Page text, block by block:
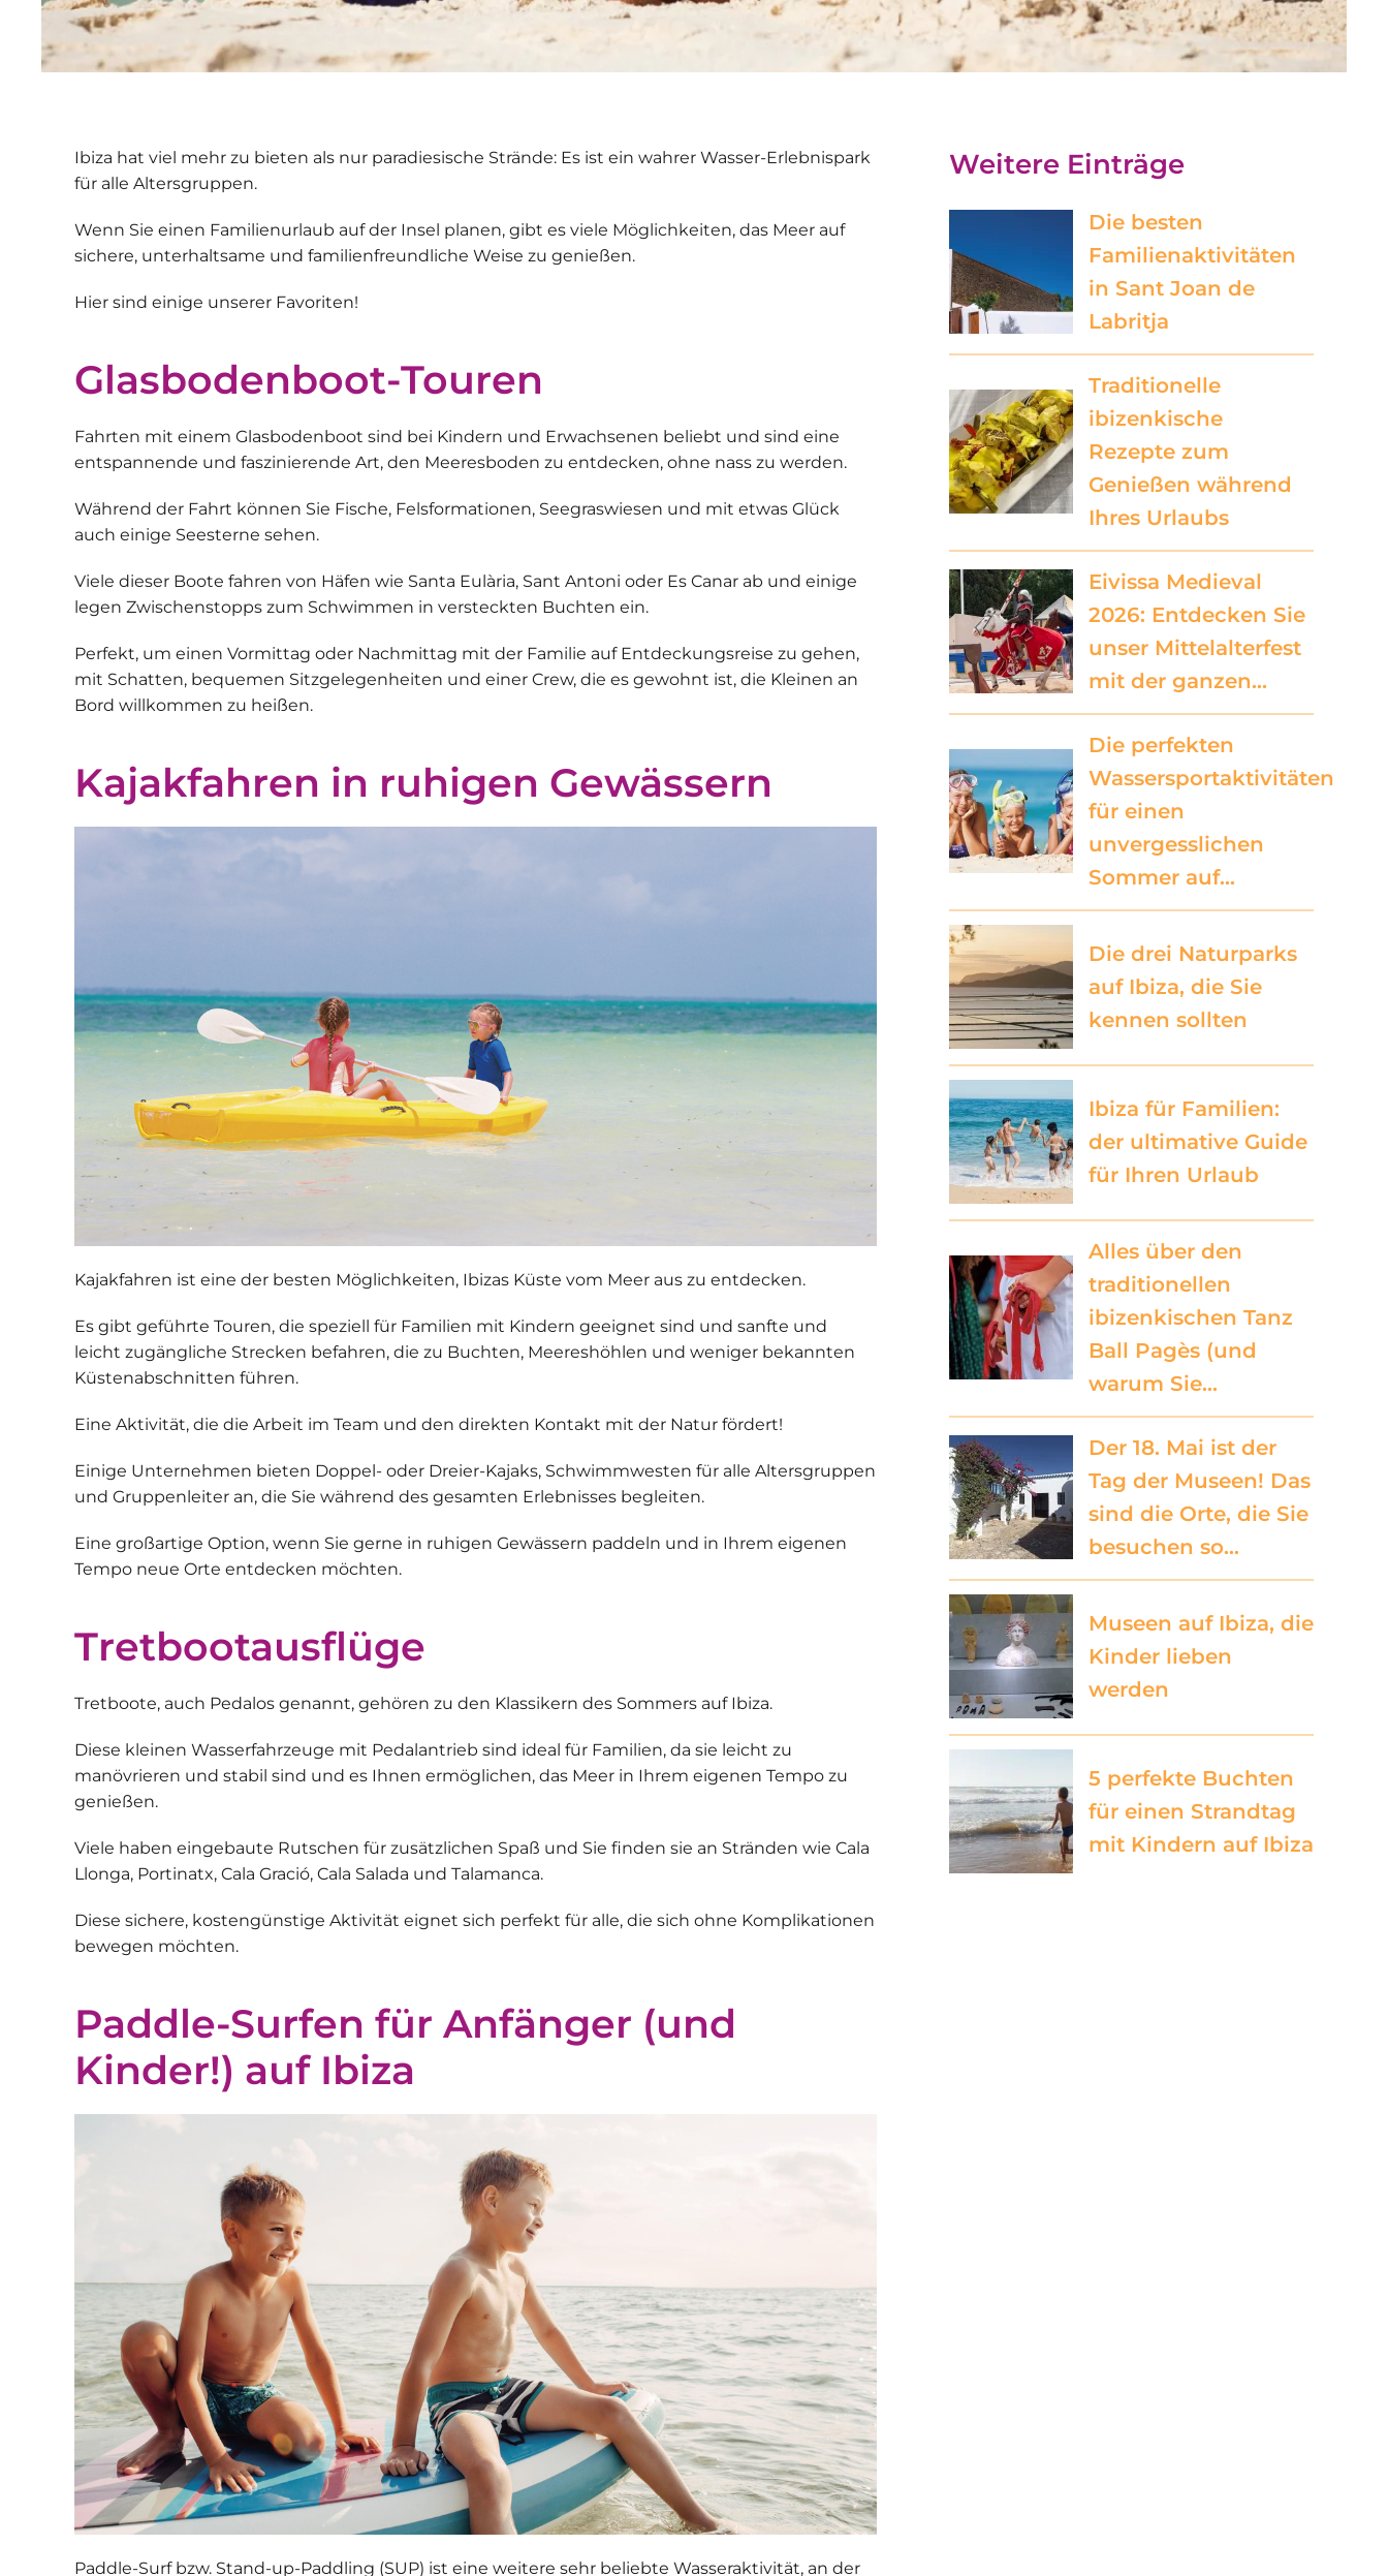
Ibiza hat viel mehr zu bieten als nur paradiesische Strände: Es ist ein wahrer Wasser-Erlebnispark
für alle Altersgruppen.
Wenn Sie einen Familienurlaub auf der Insel planen, gibt es viele Möglichkeiten, das Meer auf
sichere, unterhaltsame und familienfreundliche Weise zu genießen.
Hier sind einige unserer Favoriten!
Glasbodenboot-Touren
Fahrten mit einem Glasbodenboot sind bei Kindern und Erwachsenen beliebt und sind eine
entspannende und faszinierende Art, den Meeresboden zu entdecken, ohne nass zu werden.
Während der Fahrt können Sie Fische, Felsformationen, Seegraswiesen und mit etwas Glück
auch einige Seesterne sehen.
Viele dieser Boote fahren von Häfen wie Santa Eulària, Sant Antoni oder Es Canar ab und einige
legen Zwischenstopps zum Schwimmen in versteckten Buchten ein.
Perfekt, um einen Vormittag oder Nachmittag mit der Familie auf Entdeckungsreise zu gehen,
mit Schatten, bequemen Sitzgelegenheiten und einer Crew, die es gewohnt ist, die Kleinen an
Bord willkommen zu heißen.
Kajakfahren in ruhigen Gewässern
Kajakfahren ist eine der besten Möglichkeiten, Ibizas Küste vom Meer aus zu entdecken.
Es gibt geführte Touren, die speziell für Familien mit Kindern geeignet sind und sanfte und
leicht zugängliche Strecken befahren, die zu Buchten, Meereshöhlen und weniger bekannten
Küstenabschnitten führen.
Eine Aktivität, die die Arbeit im Team und den direkten Kontakt mit der Natur fördert!
Einige Unternehmen bieten Doppel- oder Dreier-Kajaks, Schwimmwesten für alle Altersgruppen
und Gruppenleiter an, die Sie während des gesamten Erlebnisses begleiten.
Eine großartige Option, wenn Sie gerne in ruhigen Gewässern paddeln und in Ihrem eigenen
Tempo neue Orte entdecken möchten.
Tretbootausflüge
Tretboote, auch Pedalos genannt, gehören zu den Klassikern des Sommers auf Ibiza.
Diese kleinen Wasserfahrzeuge mit Pedalantrieb sind ideal für Familien, da sie leicht zu
manövrieren und stabil sind und es Ihnen ermöglichen, das Meer in Ihrem eigenen Tempo zu
genießen.
Viele haben eingebaute Rutschen für zusätzlichen Spaß und Sie finden sie an Stränden wie Cala
Llonga, Portinatx, Cala Gració, Cala Salada und Talamanca.
Diese sichere, kostengünstige Aktivität eignet sich perfekt für alle, die sich ohne Komplikationen
bewegen möchten.
Paddle-Surfen für Anfänger (und
Kinder!) auf Ibiza
Paddle-Surf bzw. Stand-up-Paddling (SUP) ist eine weitere sehr beliebte Wasseraktivität, an der
Weitere Einträge
Die besten
Familienaktivitäten
in Sant Joan de
Labritja
Traditionelle
ibizenkische
Rezepte zum
Genießen während
Ihres Urlaubs
Eivissa Medieval
2026: Entdecken Sie
unser Mittelalterfest
mit der ganzen…
Die perfekten
Wassersportaktivitäten
für einen
unvergesslichen
Sommer auf…
Die drei Naturparks
auf Ibiza, die Sie
kennen sollten
Ibiza für Familien:
der ultimative Guide
für Ihren Urlaub
Alles über den
traditionellen
ibizenkischen Tanz
Ball Pagès (und
warum Sie…
Der 18. Mai ist der
Tag der Museen! Das
sind die Orte, die Sie
besuchen so…
Museen auf Ibiza, die
Kinder lieben
werden
5 perfekte Buchten
für einen Strandtag
mit Kindern auf Ibiza